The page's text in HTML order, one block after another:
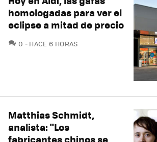
homologadas para ver el
eclipse a mitad de precio
0 COMENTARIOS
HACE 6 HORAS
Matthias Schmidt,
analista: "Los